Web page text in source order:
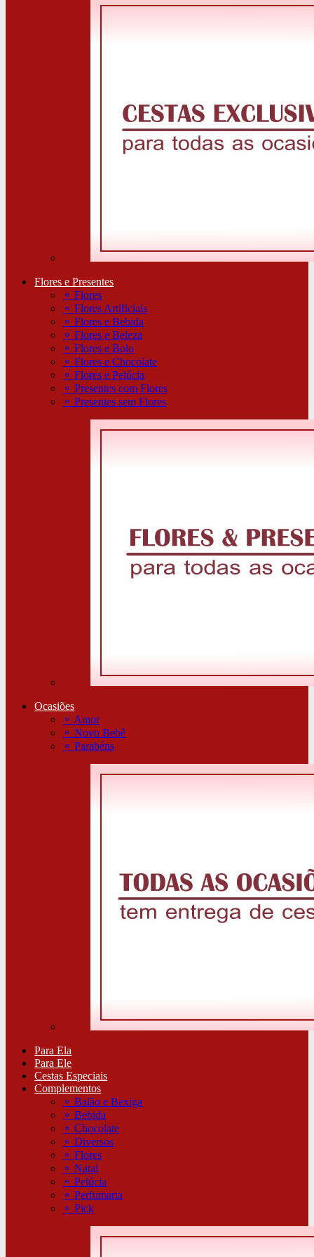
Flores e Presentes
⚬Flores
⚬Flores Artificiais
⚬Flores e Bebida
⚬Flores e Beleza
⚬Flores e Bolo
⚬Flores e Chocolate
⚬Flores e Pelúcia
⚬Presentes com Flores
⚬Presentes sem Flores
Ocasiões
⚬ Amor
⚬Novo Bebê
⚬Parabéns
Para Ela
Para Ele
Cestas Especiais
Complementos
⚬Balão e Bexiga
⚬Bebida
⚬Chocolate
⚬Diversos
⚬Flores
⚬Natal
⚬Pelúcia
⚬Perfumaria
⚬Pick